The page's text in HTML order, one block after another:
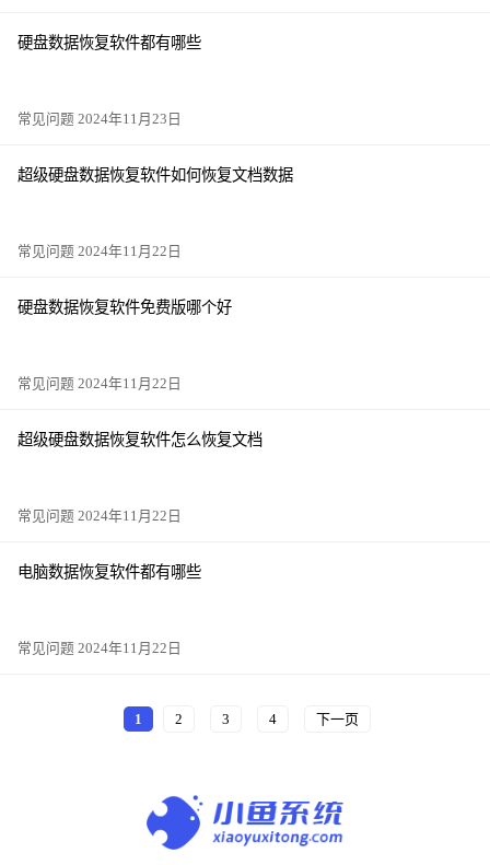
硬盘数据恢复软件都有哪些
常见问题 2024年11月23日
超级硬盘数据恢复软件如何恢复文档数据
常见问题 2024年11月22日
硬盘数据恢复软件免费版哪个好
常见问题 2024年11月22日
超级硬盘数据恢复软件怎么恢复文档
常见问题 2024年11月22日
电脑数据恢复软件都有哪些
常见问题 2024年11月22日
1 2 3 4 下一页